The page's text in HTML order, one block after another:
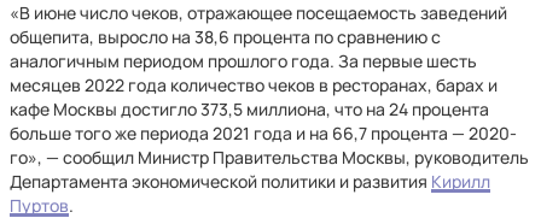
«В июне число чеков, отражающее посещаемость заведений
общепита, выросло на 38,6 процента по сравнению с
аналогичным периодом прошлого года. За первые шесть
месяцев 2022 года количество чеков в ресторанах, барах и
кафе Москвы достигло 373,5 миллиона, что на 24 процента
больше того же периода 2021 года и на 66,7 процента — 2020-
го», — сообщил Министр Правительства Москвы, руководитель
Департамента экономической политики и развития Кирилл
Пуртов.